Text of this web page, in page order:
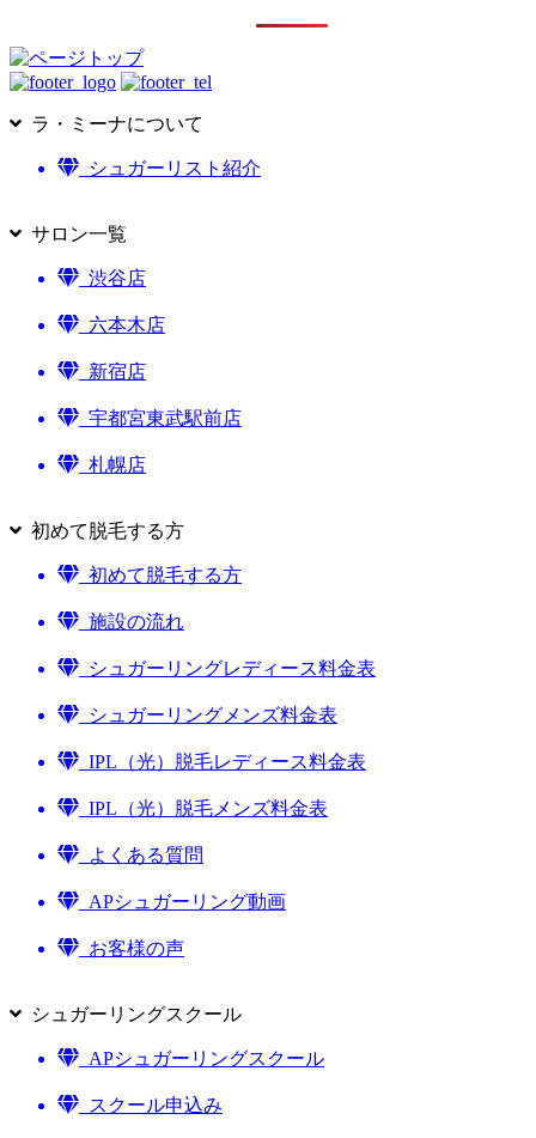
ラ・ミーナについて
シュガーリスト紹介
サロン一覧
渋谷店
六本木店
新宿店
宇都宮東武駅前店
札幌店
初めて脱毛する方
初めて脱毛する方
施設の流れ
シュガーリングレディース料金表
シュガーリングメンズ料金表
IPL（光）脱毛レディース料金表
IPL（光）脱毛メンズ料金表
よくある質問
APシュガーリング動画
お客様の声
シュガーリングスクール
APシュガーリングスクール
スクール申込み